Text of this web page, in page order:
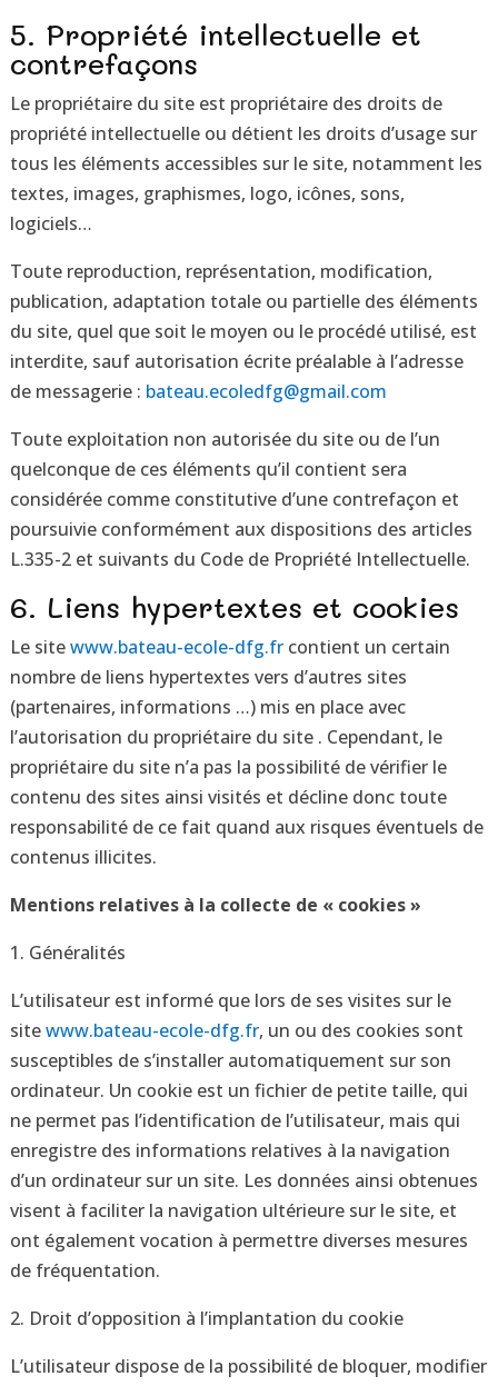
5. Propriété intellectuelle et
contrefaçons
Le propriétaire du site est propriétaire des droits de
propriété intellectuelle ou détient les droits d’usage sur
tous les éléments accessibles sur le site, notamment les
textes, images, graphismes, logo, icônes, sons,
logiciels…
Toute reproduction, représentation, modification,
publication, adaptation totale ou partielle des éléments
du site, quel que soit le moyen ou le procédé utilisé, est
interdite, sauf autorisation écrite préalable à l’adresse
de messagerie : bateau.ecoledfg@gmail.com
Toute exploitation non autorisée du site ou de l’un
quelconque de ces éléments qu’il contient sera
considérée comme constitutive d’une contrefaçon et
poursuivie conformément aux dispositions des articles
L.335-2 et suivants du Code de Propriété Intellectuelle.
6. Liens hypertextes et cookies
Le sitewww.bateau-ecole-dfg.fr contient un certain
nombre de liens hypertextes vers d’autres sites
(partenaires, informations …) mis en place avec
l’autorisation du propriétaire du site . Cependant, le
propriétaire du site n’a pas la possibilité de vérifier le
contenu des sites ainsi visités et décline donc toute
responsabilité de ce fait quand aux risques éventuels de
contenus illicites.
Mentions relatives à la collecte de « cookies »
1. Généralités
L’utilisateur est informé que lors de ses visites sur le
sitewww.bateau-ecole-dfg.fr, un ou des cookies sont
susceptibles de s’installer automatiquement sur son
ordinateur. Un cookie est un fichier de petite taille, qui
ne permet pas l’identification de l’utilisateur, mais qui
enregistre des informations relatives à la navigation
d’un ordinateur sur un site. Les données ainsi obtenues
visent à faciliter la navigation ultérieure sur le site, et
ont également vocation à permettre diverses mesures
de fréquentation.
2. Droit d’opposition à l’implantation du cookie
L’utilisateur dispose de la possibilité de bloquer, modifier